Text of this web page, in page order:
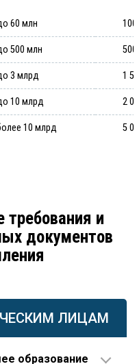
60 млн
500 млн
3 млрд 1
10 млрд 2
10 млрд 5
требования и
документов
ЛИЦАМ
образование